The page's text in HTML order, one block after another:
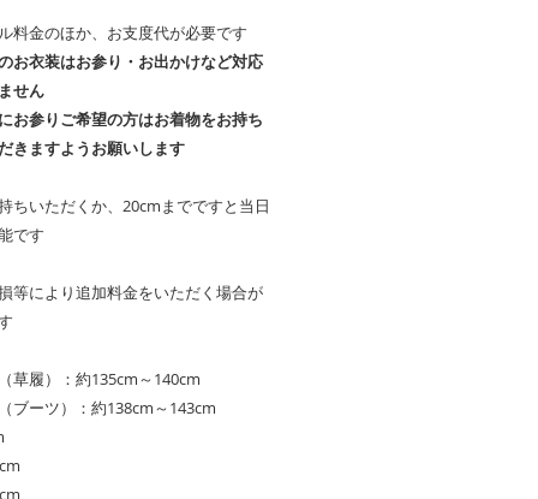
料金のほか、お支度代が必要です
お衣装はお参り・お出かけなど対応
せん
お参りご希望の方はお着物をお持ち
きますようお願いします
ちいただくか、20cmまでですと当日
です
等により追加料金をいただく場合が
草履）：約135cm～140cm
ブーツ）：約138cm～143cm